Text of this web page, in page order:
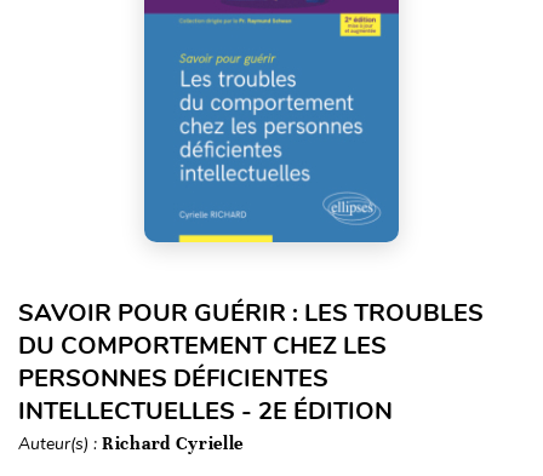
SAVOIR POUR GUÉRIR : LES TROUBLES
DU COMPORTEMENT CHEZ LES
PERSONNES DÉFICIENTES
INTELLECTUELLES - 2E ÉDITION
Auteur(s) : Richard Cyrielle